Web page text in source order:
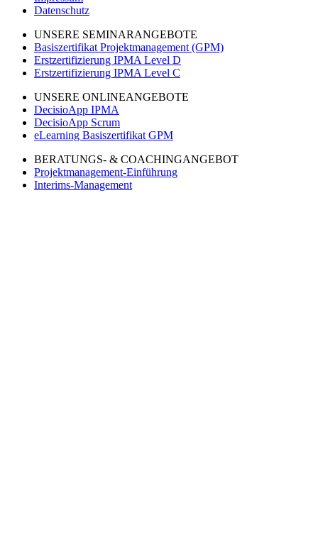
Datenschutz
UNSERE SEMINARANGEBOTE
Basiszertifikat Projektmanagement (GPM)
Erstzertifizierung IPMA Level D
Erstzertifizierung IPMA Level C
UNSERE ONLINEANGEBOTE
DecisioApp IPMA
DecisioApp Scrum
eLearning Basiszertifikat GPM
BERATUNGS- & COACHINGANGEBOT
Projektmanagement-Einführung
Interims-Management